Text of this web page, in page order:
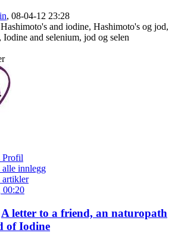
, 08-04-12 23:28
Profil
alle innlegg
artikler
00:20
A letter to a friend, an naturopath
of Iodine